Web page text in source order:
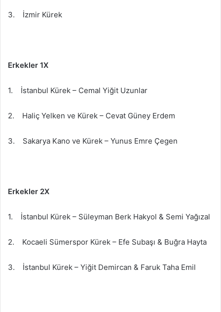
3. İzmir Kürek
Erkekler 1X
1. İstanbul Kürek – Cemal Yiğit Uzunlar
2. Haliç Yelken ve Kürek – Cevat Güney Erdem
3. Sakarya Kano ve Kürek – Yunus Emre Çegen
Erkekler 2X
1. İstanbul Kürek – Süleyman Berk Hakyol & Semi Yağızal
2. Kocaeli Sümerspor Kürek – Efe Subaşı & Buğra Hayta
3. İstanbul Kürek – Yiğit Demircan & Faruk Taha Emil